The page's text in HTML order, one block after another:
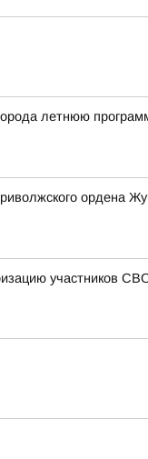
летнюю
ордена
участников